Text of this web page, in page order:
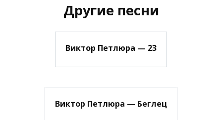
Другие песни
Виктор Петлюра — 23
Виктор Петлюра — Беглец